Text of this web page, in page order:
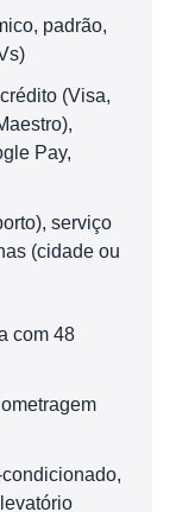
padrão,
(Visa,
Pay,
serviço
(cidade ou
com 48